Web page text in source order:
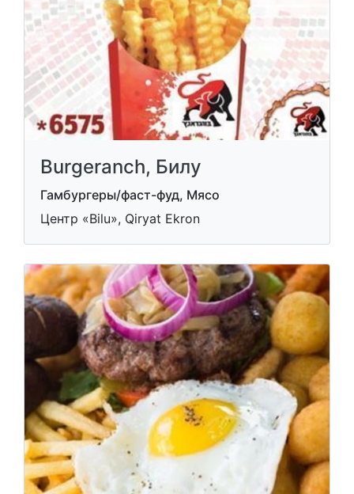
Burgeranch, Билу
Гамбургеры/фаст-фуд, Мясо
Центр «Bilu», Qiryat Ekron